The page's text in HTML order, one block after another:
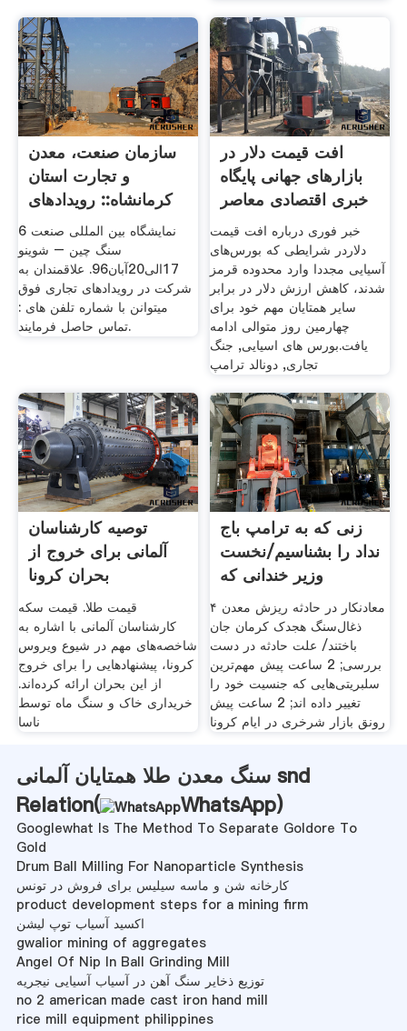
سازمان صنعت، معدن
و تجارت استان
کرمانشاه:: رویدادهای
بخش تجارت
6 نمایشگاه بین المللی صنعت
سنگ چین – شوینو
17الی20آبان96. علاقمندان به
شرکت در رویدادهای تجاری فوق
میتوانن با شماره تلفن های :
تماس حاصل فرمایند.
افت قیمت دلار در
بازارهای جهانی پایگاه
خبری اقتصادی معاصر
خبر فوری درباره افت قیمت
دلاردر شرایطی که بورس‌های
آسیایی مجددا وارد محدوده قرمز
شدند، کاهش ارزش دلار در برابر
سایر همتایان مهم خود برای
چهارمین روز متوالی ادامه
یافت.بورس های اسیایی, جنگ
تجاری, دونالد ترامپ
توصیه‌ کارشناسان
آلمانی برای خروج از
بحران کرونا
قیمت طلا. قیمت سکه
کارشناسان آلمانی با اشاره به
شاخصه‌های مهم در شیوع ویروس
کرونا، پیشنهادهایی را برای خروج
از این بحران ارائه کرده‌اند.
خریداری خاک و سنگ ماه توسط
ناسا
زنی که به ترامپ باج
نداد را بشناسیم/نخست
وزیر خندانی که
۴ معادنکار در حادثه ریزش معدن
ذغال‌سنگ هجدک کرمان جان
باختند/ علت حادثه در دست
بررسی; 2 ساعت پیش مهم‌ترین
سلبریتی‌هایی که جنسیت خود را
تغییر داده اند; 2 ساعت پیش
رونق بازار شرخری در ایام کرونا
سنگ معدن طلا همتایان آلمانی snd
Relation(
WhatsApp)
Googlewhat Is The Method To Separate Goldore To
Gold
Drum Ball Milling For Nanoparticle Synthesis
کارخانه شن و ماسه سیلیس برای فروش در تونس
product development steps for a mining firm
اکسید آسیاب توپ لیشن
gwalior mining of aggregates
Angel Of Nip In Ball Grinding Mill
توزیع ذخایر سنگ آهن در آسیاب آسیایی نیجریه
no 2 american made cast iron hand mill
rice mill equipment philippines